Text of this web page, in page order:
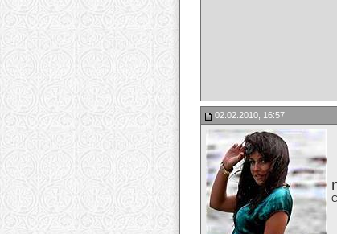
02.02.2010, 16:57